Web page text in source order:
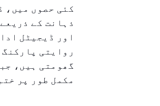
کئی حصوں میں،
ذہانت کے
اور ڈیجیٹل
روایتی پارکنگ
گھومتی ہیں،
مکمل طور پر